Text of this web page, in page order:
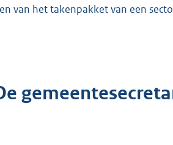
van het takenpakket van een